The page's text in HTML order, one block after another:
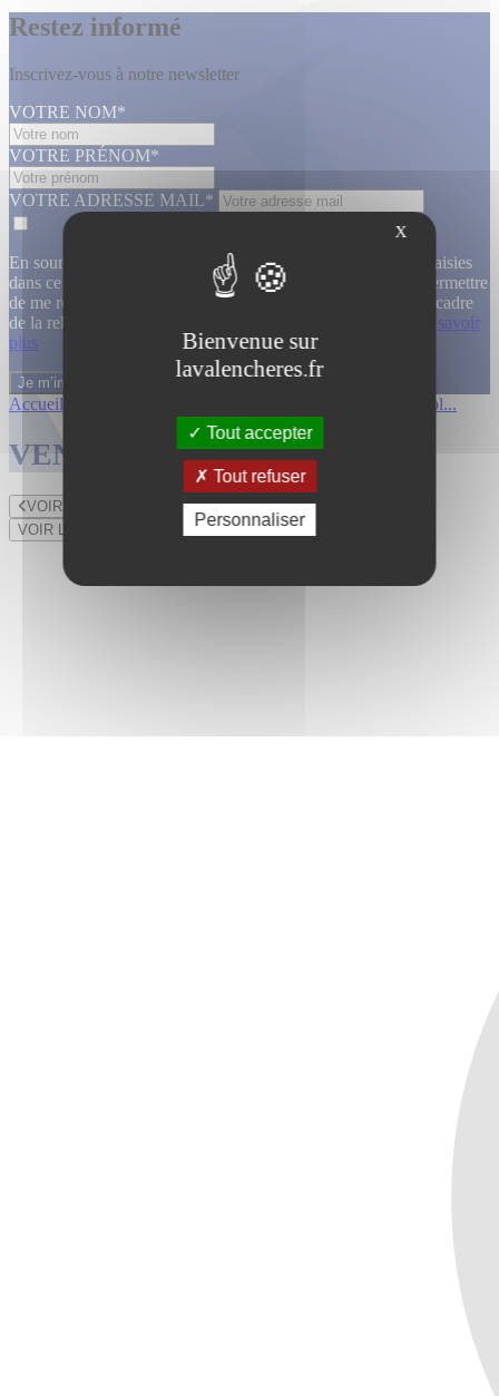
Restez informé
Inscrivez-vous à notre newsletter
VOTRE NOM*
VOTRE PRÉNOM*
VOTRE ADRESSE MAIL*
En soumettant ce formulaire, j’accepte que les informations saisies
dans ce formulaire soient utilisées, exploitées, traitées pour permettre
de me recontacter, pour m’envoyer des informations, dans le cadre
de la relation commerciale qui découle de cette demande.
En savoir
plus
Accueil Archeologie col...
VENTES TERMINÉES
VOIR LE LOT PRÉCÉDENT
VOIR LE LOT SUIVANT
X
Bienvenue sur
lavalencheres.fr
Tout accepter
Tout refuser
Personnaliser